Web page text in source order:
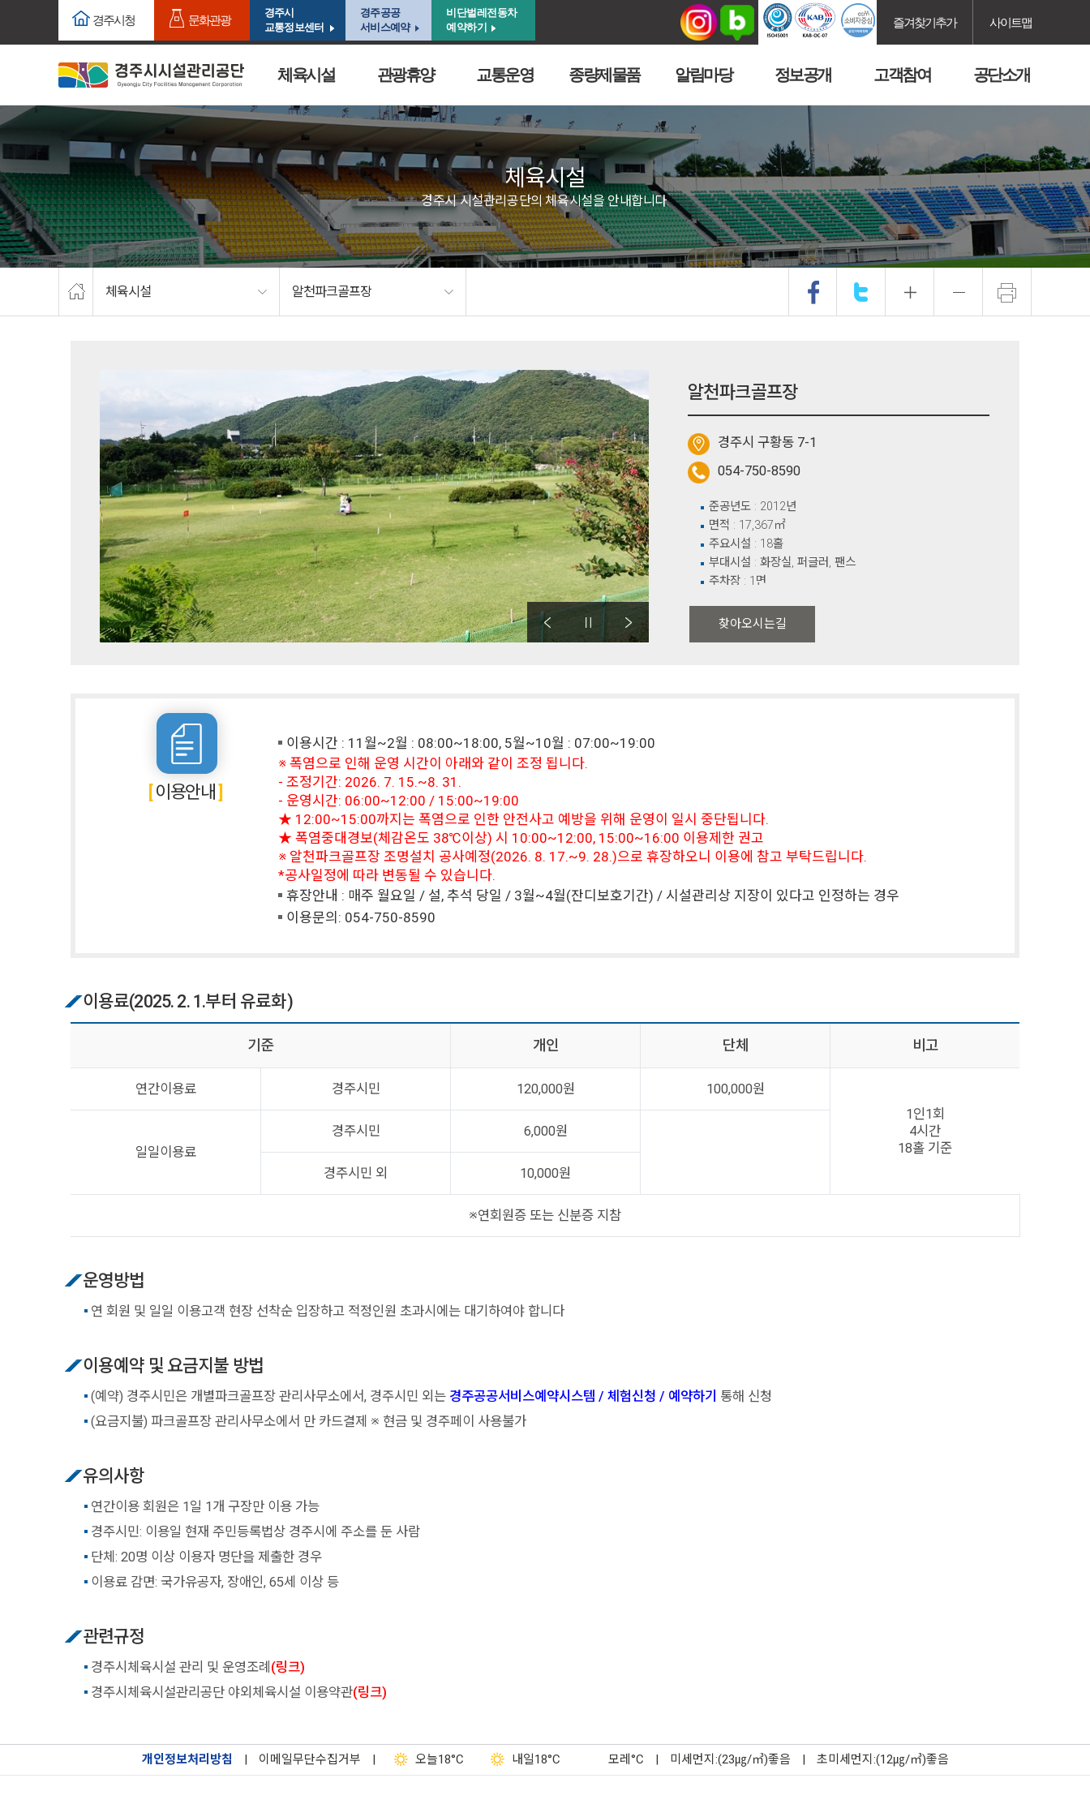
주요메뉴로 건너뛰기
경주시청 문화관광
경주시
교통정보센터
경주공공
서비스예약
비단벌레전동차
예약하기
즐겨찾기추가 사이트맵
체육시설 관광휴양 교통운영 종량제물품 알림마당 정보공개 고객참여 공단소개
체육시설
경주시 시설관리공단의 체육시설을 안내합니다.
체육시설 알천파크골프장
알천파크골프장
경주시 구황동 7-1
054-750-8590
찾아오시는길
준공년도 : 2012년
면적 : 17,367㎡
주요시설 : 18홀
부대시설 : 화장실, 퍼글러, 팬스
주차장 : 1면
이용안내
이용시간 : 11월~2월 : 08:00~18:00, 5월~10월 : 07:00~19:00
※ 폭염으로 인해 운영 시간이 아래와 같이 조정 됩니다.
- 조정기간: 2026. 7. 15.~8. 31.
- 운영시간: 06:00~12:00 / 15:00~19:00
★ 12:00~15:00까지는 폭염으로 인한 안전사고 예방을 위해 운영이 일시 중단됩니다.
★ 폭염중대경보(체감온도 38℃이상) 시 10:00~12:00, 15:00~16:00 이용제한 권고
※ 알천파크골프장 조명설치 공사예정(2026. 8. 17.~9. 28.)으로 휴장하오니 이용에 참고 부탁드립니다.
*공사일정에 따라 변동될 수 있습니다.
휴장안내 : 매주 월요일 / 설, 추석 당일 / 3월~4월(잔디보호기간) / 시설관리상 지장이 있다고 인정하는 경우
이용문의: 054-750-8590
이용료(2025. 2. 1.부터 유료화)
기준 개인 단체 비고
연간이용료 경주시민 120,000원
100,000원
1인1회
4시간
18홀 기준
일일이용료
경주시민 6,000원
경주시민 외 10,000원
※연회원증 또는 신분증 지참
운영방법
연 회원 및 일일 이용고객 현장 선착순 입장하고 적정인원 초과시에는 대기하여야 합니다
이용예약 및 요금지불 방법
(예약) 경주시민은 개별파크골프장 관리사무소에서, 경주시민 외는 경주공공서비스예약시스템 / 체험신청 / 예약하기 통해 신청
(요금지불) 파크골프장 관리사무소에서 만 카드결제 ※ 현금 및 경주페이 사용불가
유의사항
연간이용 회원은 1일 1개 구장만 이용 가능
경주시민: 이용일 현재 주민등록법상 경주시에 주소를 둔 사람
단체: 20명 이상 이용자 명단을 제출한 경우
이용료 감면: 국가유공자, 장애인, 65세 이상 등
관련규정
경주시체육시설 관리 및 운영조례 (링크)
경주시체육시설관리공단 야외체육시설 이용약관(링크)
개인정보처리방침 | 이메일무단수집거부 | 오늘18°C 내일18°C 모레 °C | 미세먼지:(23㎍/㎥)좋음 | 초미세먼지:(12㎍/㎥)좋음